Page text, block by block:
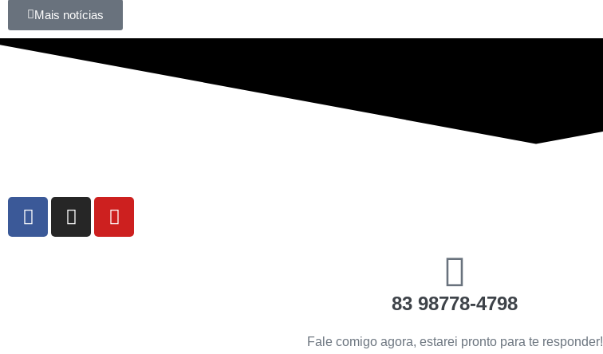
Mais notícias
83 98778-4798
Fale comigo agora, estarei pronto para te responder!